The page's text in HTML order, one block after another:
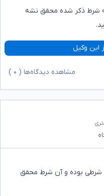
شرط ذکر شده محقق نشه
این وکیل
مشاهده دیدگاه‌ها ( ۰
شرطی بوده و آن شرط محقق